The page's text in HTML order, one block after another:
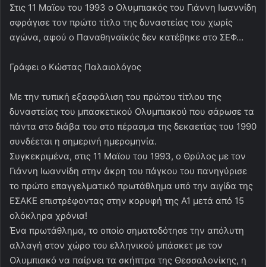
Στις 11 Μαϊου του 1993 ο Ολυμπιακός του Γιάννη Ιωαννίδη
σφράγισε τον πρώτο τίτλο της δυναστείας του χωρίς
αγώνα, αφού ο Παναθηναϊκός δεν κατέβηκε στο ΣΕΦ…
Γράφει ο Κώστας Παλαιολόγος
Με την τυπική εξασφάλιση του πρώτου τίτλου της
δυναστείας του μπασκετικού Ολυμπιακού που σάρωσε τα
πάντα στο διάβα του στο πέρασμα της δεκαετίας του 1990
συνδέεται η σημερινή ημερομηνία.
Συγκεκριμένα, στις 11 Μαϊου του 1993, ο Θρύλος με τον
Γιάννη Ιωαννίδη στην άκρη του πάγκου του πανηγύρισε
το πρώτο επαγγελματικό πρωτάθλημα υπό την αιγίδα της
ΕΣΑΚΕ επιστρέφοντας στην κορυφή της Α1 μετά από 15
ολόκληρα χρόνια!
Ένα πρωτάθλημα, το οποίο σηματοδότησε την απόλυτη
αλλαγή στον χώρο του ελληνικού μπάσκετ με τον
Ολυμπιακό να παίρνει τα σκήπτρα της Θεσσαλονίκης, η